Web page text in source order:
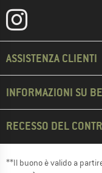
ASSISTENZA CLIENTI
INFORMAZIONI SU
RECESSO DEL
**Il buono è valido a